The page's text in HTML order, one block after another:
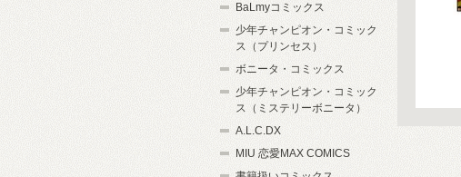
BaLmyコミックス
少年チャンピオン・コミック
ス（プリンセス）
ボニータ・コミックス
少年チャンピオン・コミック
ス（ミステリーボニータ）
A.L.C.DX
MIU 恋愛MAX COMICS